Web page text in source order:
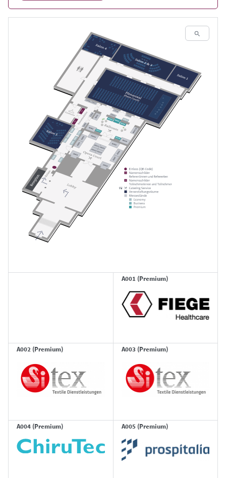
A001 (Premium)
A002 (Premium) A003 (Premium)
A004 (Premium) A005 (Premium)